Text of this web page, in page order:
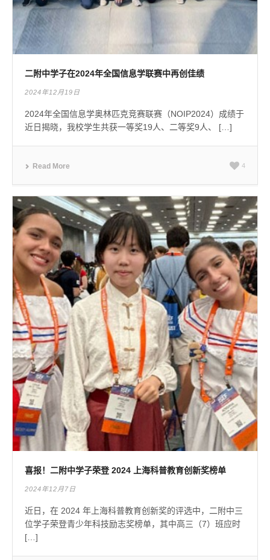
二附中学子在2024年全国信息学联赛中再创佳绩
2024年12月19日
2024年全国信息学奥林匹克竞赛联赛（NOIP2024）成绩于
近日揭晓，我校学生共获一等奖19人、二等奖9人、 […]
Read More 4
喜报！二附中学子荣登 2024 上海科普教育创新奖榜单
2024年12月7日
近日，在 2024 年上海科普教育创新奖的评选中，二附中三
位学子荣登青少年科技励志奖榜单，其中高三（7）班应时
[…]